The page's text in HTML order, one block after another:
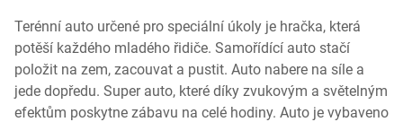
Terénní auto určené pro speciální úkoly je hračka, která
potěší každého mladého řidiče. Samořídící auto stačí
položit na zem, zacouvat a pustit. Auto nabere na síle a
jede dopředu. Super auto, které díky zvukovým a světelným
efektům poskytne zábavu na celé hodiny. Auto je vybaveno